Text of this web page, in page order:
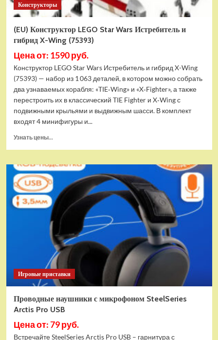
Конструкторы
(EU) Конструктор LEGO Star Wars Истребитель и
гибрид X-Wing (75393)
Цена от: 1590 руб.
Конструктор LEGO Star Wars Истребитель и гибрид X-Wing
(75393) — набор из 1 063 деталей, в котором можно собрать
два узнаваемых корабля: «TIE‑Wing» и «X‑Fighter», а также
перестроить их в классический TIE Fighter и X‑Wing с
подвижными крыльями и выдвижным шасси. В комплект
входят 4 минифигуры и...
Узнать цены...
(EU)
Конструктор
LEGO
Star
Wars
Истребитель
и
гибрид
X-
Wing
(75393)
Игровые приставки
Проводные наушники с микрофоном SteelSeries
Arctis Pro USB
Цена от: 79 руб.
Встречайте SteelSeries Arctis Pro USB – гарнитура с